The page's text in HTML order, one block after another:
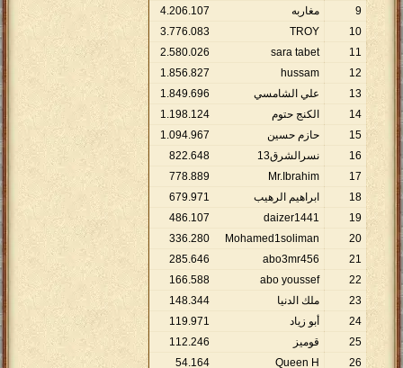
9
مغاربه 4.206.107
10
TROY
3.776.083
11
sara tabet
2.580.026
12
hussam
1.856.827
13
علي الشامسي 1.849.696
14
الكنج حتوم 1.198.124
15
حازم حسين 1.094.967
16
نسرالشرق13 822.648
17
Mr.Ibrahim
778.889
18
ابراهيم الرهيب 679.971
19
daizer1441
486.107
20
Mohamed1soliman
336.280
21
abo3mr456
285.646
22
abo youssef
166.588
23
ملك الدنيا 148.344
24
أبو زياد 119.971
25
قوميز 112.246
26
Queen H
54.164